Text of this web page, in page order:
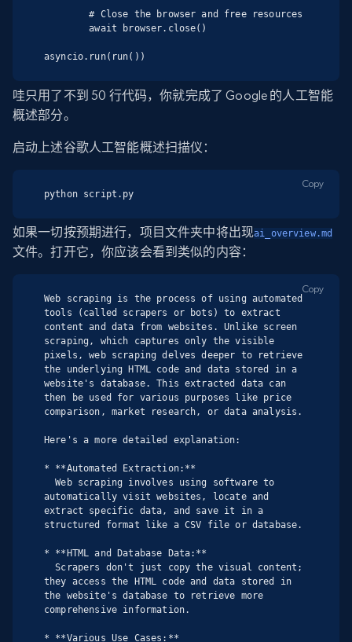
        # Close the browser and free resources
        await browser.close()
asyncio.run(run())
哇只用了不到 50 行代码，你就完成了 Google 的人工智能
概述部分。
启动上述谷歌人工智能概述扫描仪：
python script.py
Copy
如果一切按预期进行，项目文件夹中将出现ai_overview.md
文件。打开它，你应该会看到类似的内容：
Web scraping is the process of using automated
tools (called scrapers or bots) to extract
content and data from websites. Unlike screen
scraping, which captures only the visible
pixels, web scraping delves deeper to retrieve
the underlying HTML code and data stored in a
website's database. This extracted data can
then be used for various purposes like price
comparison, market research, or data analysis.
Here's a more detailed explanation:
* **Automated Extraction:**
  Web scraping involves using software to
automatically visit websites, locate and
extract specific data, and save it in a
structured format like a CSV file or database.
* **HTML and Database Data:**
  Scrapers don't just copy the visual content;
they access the HTML code and data stored in
the website's database to retrieve more
comprehensive information.
* **Various Use Cases:**
Copy